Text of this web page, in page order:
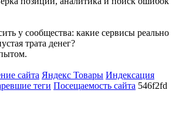
у сообщества: какие сервисы реально
трата денег?
сайта Яндекс Товары Индексация
теги Посещаемость сайта 546f2fd